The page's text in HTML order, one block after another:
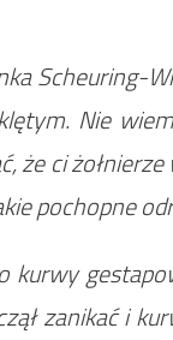
Scheuring-
Nie
że ci
pochopne
kurwy
zanikać i